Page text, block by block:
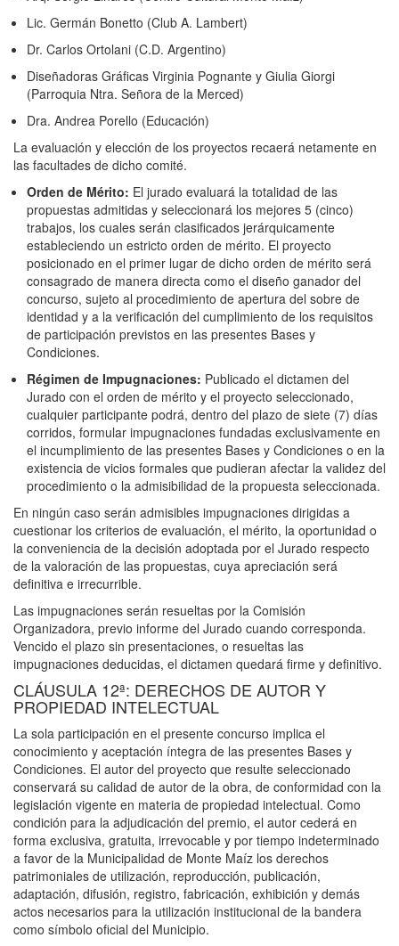
Lic. Germán Bonetto (Club A. Lambert)
Dr. Carlos Ortolani (C.D. Argentino)
Diseñadoras Gráficas Virginia Pognante y Giulia Giorgi
(Parroquia Ntra. Señora de la Merced)
Dra. Andrea Porello (Educación)
La evaluación y elección de los proyectos recaerá netamente en
las facultades de dicho comité.
Orden de Mérito: El jurado evaluará la totalidad de las
propuestas admitidas y seleccionará los mejores 5 (cinco)
trabajos, los cuales serán clasificados jerárquicamente
estableciendo un estricto orden de mérito. El proyecto
posicionado en el primer lugar de dicho orden de mérito será
consagrado de manera directa como el diseño ganador del
concurso, sujeto al procedimiento de apertura del sobre de
identidad y a la verificación del cumplimiento de los requisitos
de participación previstos en las presentes Bases y
Condiciones.
Régimen de Impugnaciones: Publicado el dictamen del
Jurado con el orden de mérito y el proyecto seleccionado,
cualquier participante podrá, dentro del plazo de siete (7) días
corridos, formular impugnaciones fundadas exclusivamente en
el incumplimiento de las presentes Bases y Condiciones o en la
existencia de vicios formales que pudieran afectar la validez del
procedimiento o la admisibilidad de la propuesta seleccionada.
En ningún caso serán admisibles impugnaciones dirigidas a
cuestionar los criterios de evaluación, el mérito, la oportunidad o
la conveniencia de la decisión adoptada por el Jurado respecto
de la valoración de las propuestas, cuya apreciación será
definitiva e irrecurrible.
Las impugnaciones serán resueltas por la Comisión
Organizadora, previo informe del Jurado cuando corresponda.
Vencido el plazo sin presentaciones, o resueltas las
impugnaciones deducidas, el dictamen quedará firme y definitivo.
CLÁUSULA 12ª: DERECHOS DE AUTOR Y
PROPIEDAD INTELECTUAL
La sola participación en el presente concurso implica el
conocimiento y aceptación íntegra de las presentes Bases y
Condiciones. El autor del proyecto que resulte seleccionado
conservará su calidad de autor de la obra, de conformidad con la
legislación vigente en materia de propiedad intelectual. Como
condición para la adjudicación del premio, el autor cederá en
forma exclusiva, gratuita, irrevocable y por tiempo indeterminado
a favor de la Municipalidad de Monte Maíz los derechos
patrimoniales de utilización, reproducción, publicación,
adaptación, difusión, registro, fabricación, exhibición y demás
actos necesarios para la utilización institucional de la bandera
como símbolo oficial del Municipio.